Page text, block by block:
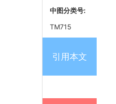
中图分类号:
TM715
引用本文